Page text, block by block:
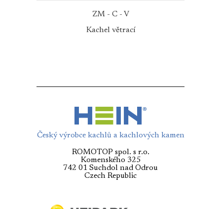
ZM - C - V
Kachel větrací
Český výrobce kachlů a kachlových kamen
ROMOTOP spol. s r.o.
Komenského 325
742 01 Suchdol nad Odrou
Czech Republic